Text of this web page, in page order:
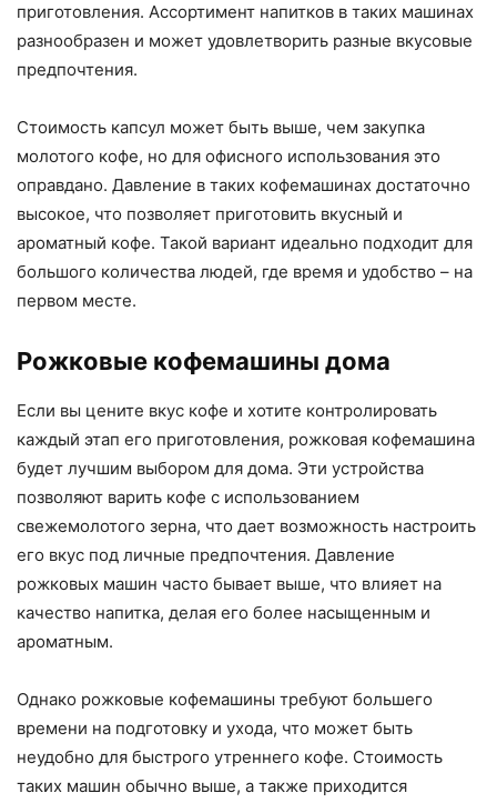
приготовления. Ассортимент напитков в таких машинах
разнообразен и может удовлетворить разные вкусовые
предпочтения.
Стоимость капсул может быть выше, чем закупка
молотого кофе, но для офисного использования это
оправдано. Давление в таких кофемашинах достаточно
высокое, что позволяет приготовить вкусный и
ароматный кофе. Такой вариант идеально подходит для
большого количества людей, где время и удобство – на
первом месте.
Рожковые кофемашины дома
Если вы цените вкус кофе и хотите контролировать
каждый этап его приготовления, рожковая кофемашина
будет лучшим выбором для дома. Эти устройства
позволяют варить кофе с использованием
свежемолотого зерна, что дает возможность настроить
его вкус под личные предпочтения. Давление
рожковых машин часто бывает выше, что влияет на
качество напитка, делая его более насыщенным и
ароматным.
Однако рожковые кофемашины требуют большего
времени на подготовку и ухода, что может быть
неудобно для быстрого утреннего кофе. Стоимость
таких машин обычно выше, а также приходится